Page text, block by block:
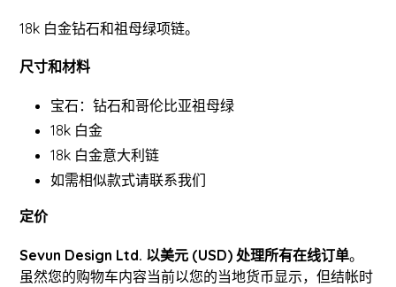
18k 白金钻石和祖母绿项链。
尺寸和材料
宝石：钻石和哥伦比亚祖母绿
18k 白金
18k 白金意大利链
如需相似款式请联系我们
定价
Sevun Design Ltd. 以美元 (USD) 处理所有在线订单。
虽然您的购物车内容当前以您的当地货币显示，但结帐时